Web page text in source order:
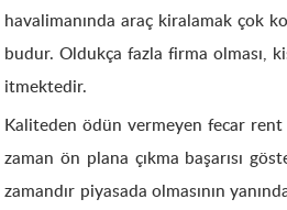
havalimanında araç kiralamak çok
budur. Oldukça fazla firma olması,
itmektedir.
Kaliteden ödün vermeyen fecar rent
zaman ön plana çıkma başarısı
zamandır piyasada olmasının